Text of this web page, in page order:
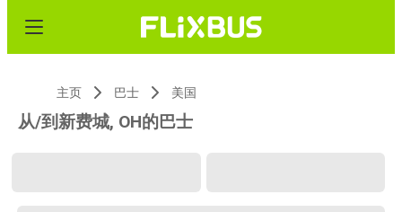
主页 巴士 美国
从/到新费城, OH的巴士